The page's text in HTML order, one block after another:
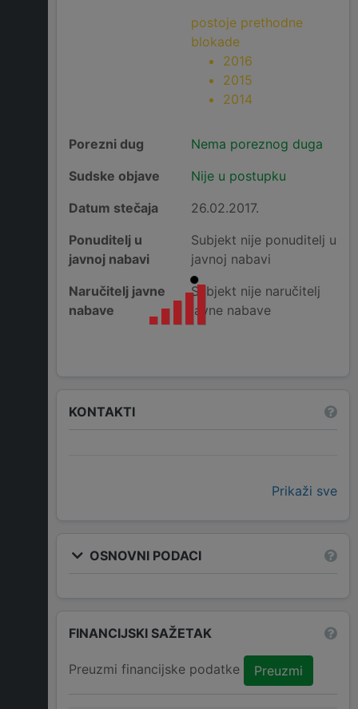
postoje prethodne
blokade
2016
2015
2014
Porezni dug
Nema poreznog duga
Sudske objave
Nije u postupku
Datum stečaja
26.02.2017.
Ponuditelj u
javnoj nabavi
Subjekt nije ponuditelj u
javnoj nabavi
Naručitelj javne
nabave
Subjekt nije naručitelj
javne nabave
KONTAKTI
Prikaži sve
OSNOVNI PODACI
FINANCIJSKI SAŽETAK
Preuzmi financijske podatke Preuzmi